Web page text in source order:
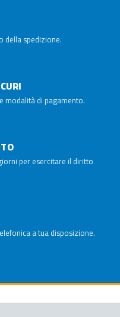
della spedizione.
modalità di pagamento.
per esercitare il diritto
a tua disposizione.